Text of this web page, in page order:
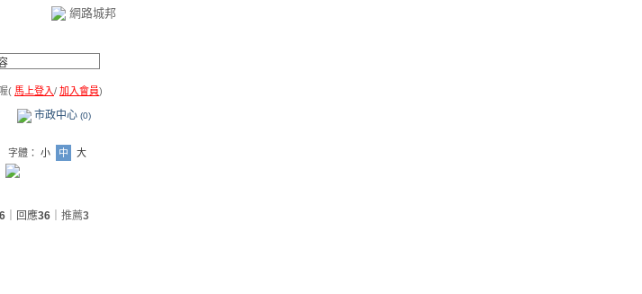
網路城邦
( 馬上登入/ 加入會員)
市政中心 (0)
字體： 小 中
大
｜回應36 推薦3